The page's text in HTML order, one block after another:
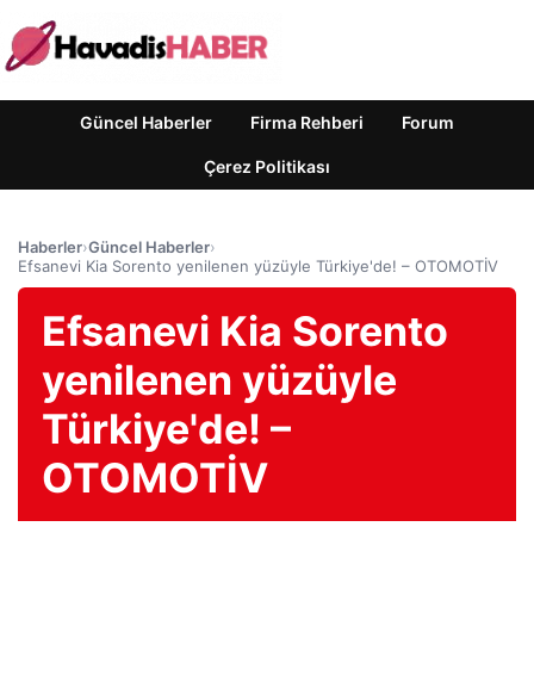
Güncel Haberler Firma Rehberi Forum
Çerez Politikası
Haberler›Güncel Haberler›
Efsanevi Kia Sorento yenilenen yüzüyle Türkiye'de! – OTOMOTİV
Efsanevi Kia Sorento
yenilenen yüzüyle
Türkiye'de! –
OTOMOTİV